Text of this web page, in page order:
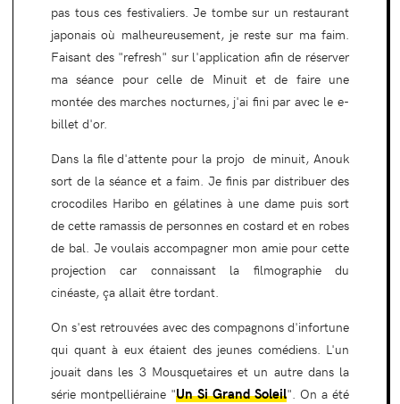
pas tous ces festivaliers. Je tombe sur un restaurant
japonais où malheureusement, je reste sur ma faim.
Faisant des "refresh" sur l'application afin de réserver
ma séance pour celle de Minuit et de faire une
montée des marches nocturnes, j'ai fini par avec le e-
billet d'or.
Dans la file d'attente pour la projo de minuit, Anouk
sort de la séance et a faim. Je finis par distribuer des
crocodiles Haribo en gélatines à une dame puis sort
de cette ramassis de personnes en costard et en robes
de bal. Je voulais accompagner mon amie pour cette
projection car connaissant la filmographie du
cinéaste, ça allait être tordant.
On s'est retrouvées avec des compagnons d'infortune
qui quant à eux étaient des jeunes comédiens. L'un
jouait dans les 3 Mousquetaires et un autre dans la
série montpelliéraine "Un Si Grand Soleil". On a été